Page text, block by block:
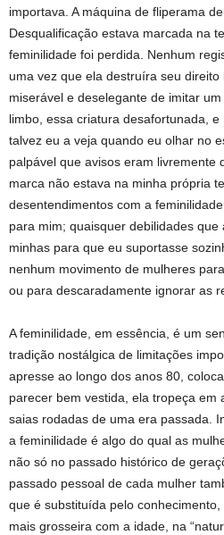
importava. A máquina de fliperama
Desqualificação estava marcada na
feminilidade foi perdida. Nenhum
uma vez que ela destruíra seu
miserável e deselegante de imitar
limbo, essa criatura desafortunada,
talvez eu a veja quando eu olhar no
palpável que avisos eram livremente
marca não estava na minha própria
desentendimentos com a
para mim; quaisquer debilidades
minhas para que eu suportasse
nenhum movimento de mulheres
ou para descaradamente ignorar as
A feminilidade, em essência, é um
tradição nostálgica de limitações
apresse ao longo dos anos 80,
parecer bem vestida, ela tropeça em
saias rodadas de uma era passada.
a feminilidade é algo do qual as
não só no passado histórico de
passado pessoal de cada mulher
que é substituída pelo
mais grosseira com a idade, na